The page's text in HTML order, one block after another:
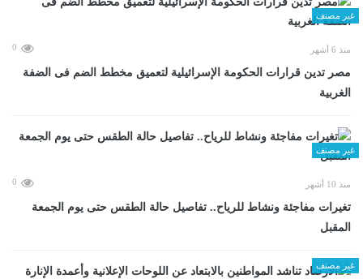
غير مصنف
منذ 6 أشهر 0
مصر تدين قرارات الحكومة الإسرائيلية لتعميق مخطط الضم فى الضفة
الغربية
غير مصنف
منذ 10 أشهر 0
تغيرات مفاجئة ونشاط للرياح.. تفاصيل حالة الطقس حتى يوم الجمعة
المقبل
غير مصنف